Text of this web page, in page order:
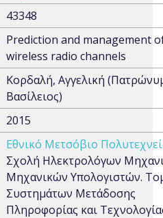
43348
Prediction and management
wireless radio channels
Κορδαλή, Αγγελική
Βασίλειος)
2015
Εθνικό Μετσόβιο
Σχολή Ηλεκτρολόγων
Μηχανικών Υπολογιστών.
Συστημάτων Μετάδοσης
Πληροφορίας και